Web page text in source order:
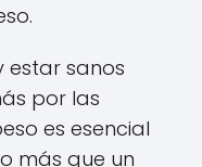
estar sanos
por las
es esencial
más que un